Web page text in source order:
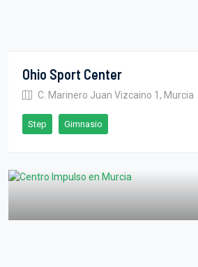
Ohio Sport Center
C. Marinero Juan Vizcaino 1, Murcia
Step Gimnasio